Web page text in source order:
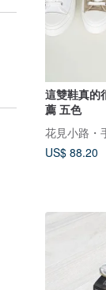
這雙鞋真的
薦 五色
花見小路・
US$ 88.20